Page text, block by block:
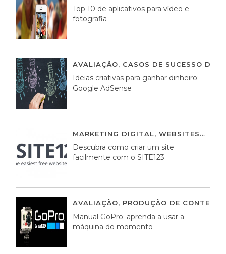
Top 10 de aplicativos para vídeo e
fotografia
AVALIAÇÃO, CASOS DE SUCESSO DE
Ideias criativas para ganhar dinheiro:
Google AdSense
MARKETING DIGITAL, WEBSITES
Descubra como criar um site
facilmente com o SITE123
AVALIAÇÃO, PRODUÇÃO DE
Manual GoPro: aprenda a usar a
máquina do momento